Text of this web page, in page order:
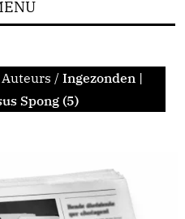
Auteurs / Ingezonden |
Spong (5)